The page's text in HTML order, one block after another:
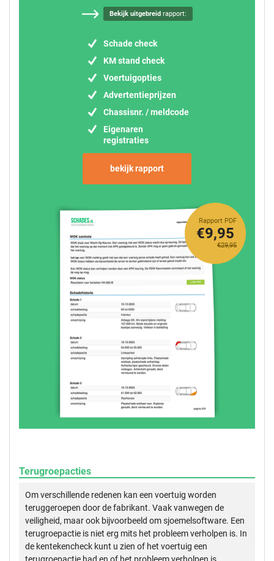
Bekijk uitgebreidrapport:
Schade check
KM stand check
Voertuigopties
Advertentieprijzen
Chassisnr. / meldcode
Eigenaren
registraties
bekijk rapport
Rapport PDF
€29,95
€9,95
Terugroepacties
Om verschillende redenen kan een voertuig worden
teruggeroepen door de fabrikant. Vaak vanwegen de
veiligheid, maar ook bijvoorbeeld om sjoemelsoftware. Een
terugroepactie is niet erg mits het probleem verholpen is. In
de kentekencheck kunt u zien of het voertuig een